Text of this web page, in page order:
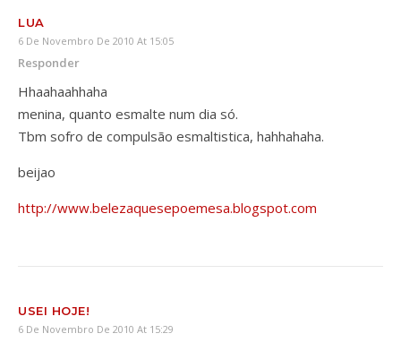
LUA
6 De Novembro De 2010 At 15:05
Responder
Hhaahaahhaha
menina, quanto esmalte num dia só.
Tbm sofro de compulsão esmaltistica, hahhahaha.
beijao
http://www.belezaquesepoemesa.blogspot.com
USEI HOJE!
6 De Novembro De 2010 At 15:29